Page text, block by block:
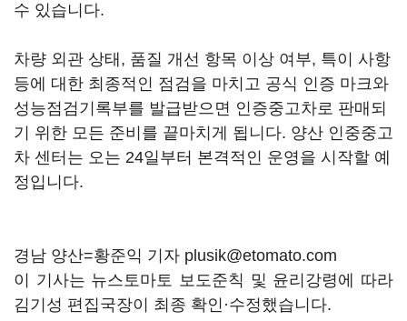
수 있습니다.
차량 외관 상태, 품질 개선 항목 이상 여부, 특이 사항
등에 대한 최종적인 점검을 마치고 공식 인증 마크와
성능점검기록부를 발급받으면 인증중고차로 판매되
기 위한 모든 준비를 끝마치게 됩니다. 양산 인중중고
차 센터는 오는 24일부터 본격적인 운영을 시작할 예
정입니다.
경남 양산=황준익 기자 plusik@etomato.com
이 기사는 뉴스토마토 보도준칙 및 윤리강령에 따라
김기성 편집국장이 최종 확인·수정했습니다.